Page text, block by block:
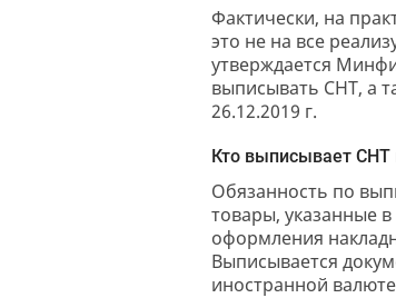
Фактически, на
это не на все
утверждается
выписывать СНТ, а
26.12.2019 г.
Кто выписывает СНТ
Обязанность по
товары, указанные
оформления
Выписывается
иностранной